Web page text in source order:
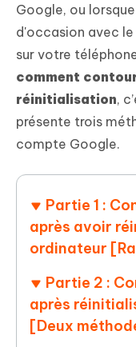
Google, ou
d'occasion avec
sur votre
comment
réinitialisation,
présente trois
compte Google.
Partie 1 :
après avoir
ordinateur
Partie 2 :
après
[Deux